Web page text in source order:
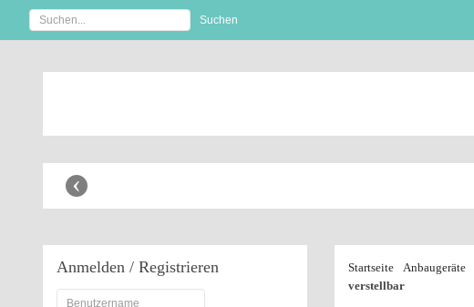
‹
Startseite Anbaugeräte
verstellbar
Anmelden / Registrieren